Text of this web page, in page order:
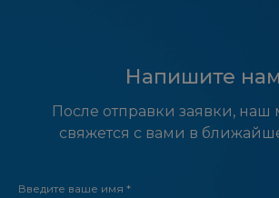
Напишите нам
После отправки заявки,
свяжется с вами в
Введите ваше имя *